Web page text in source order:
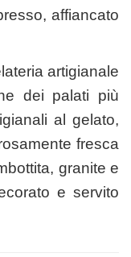
affiancato
artigianale
dei palati più
al gelato,
fresca
granite e
e servito